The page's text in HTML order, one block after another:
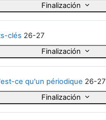
Finalización
Finalización
clés 26-27
Finalización
ce qu'un périodique 26-27